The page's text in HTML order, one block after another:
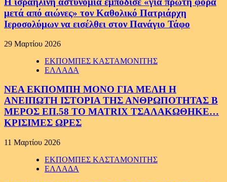
μετά από αιώνες» τον Καθολικό Πατριάρχη
Ιεροσολύμων να εισέλθει στον Πανάγιο Τάφο
29 Μαρτίου 2026
ΕΚΠΟΜΠΕΣ ΚΑΣΤΑΜΟΝΙΤΗΣ
ΕΛΛΑΔΑ
ΝΕΑ ΕΚΠΟΜΠΗ ΜΟΝΟ ΓΙΑ ΜΕΛΗ Η
ΑΝΕΙΠΩΤΗ ΙΣΤΟΡΙΑ ΤΗΣ ΑΝΘΡΩΠΟΤΗΤΑΣ Β
ΜΕΡΟΣ ΕΠ.58 ΤΟ MATRIX ΤΣΑΛΑΚΩΘΗΚΕ…
ΚΡΙΣΙΜΕΣ ΩΡΕΣ
11 Μαρτίου 2026
ΕΚΠΟΜΠΕΣ ΚΑΣΤΑΜΟΝΙΤΗΣ
ΕΛΛΑΔΑ